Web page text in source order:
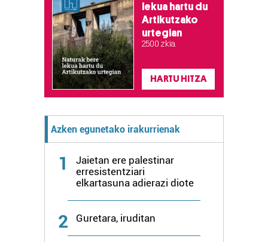
lekua hartu du
Artikutzako
urtegian
2.500 zkia.
HARTU HITZA
Azken egunetako irakurrienak
1
Jaietan ere palestinar
erresistentziari
elkartasuna adierazi diote
2 Guretara, iruditan